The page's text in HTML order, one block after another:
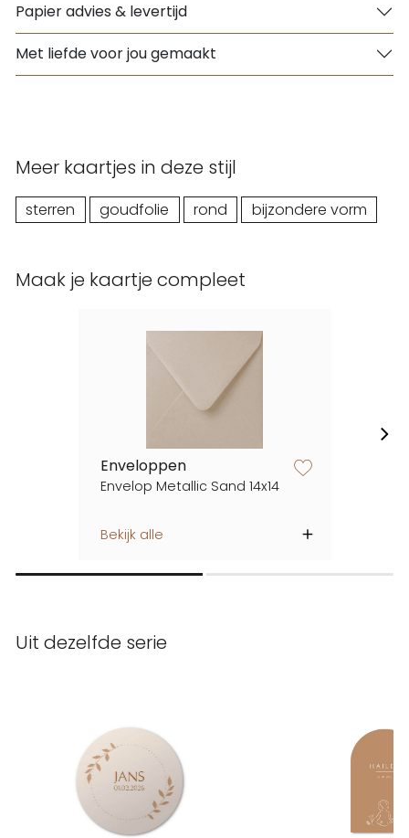
Papier advies & levertijd
Met liefde voor jou gemaakt
Meer kaartjes in deze stijl
sterren goudfolie rond bijzondere vorm
Maak je kaartje compleet
Enveloppen
Envelop Metallic Sand 14x14
Bekijk alle
Uit dezelfde serie